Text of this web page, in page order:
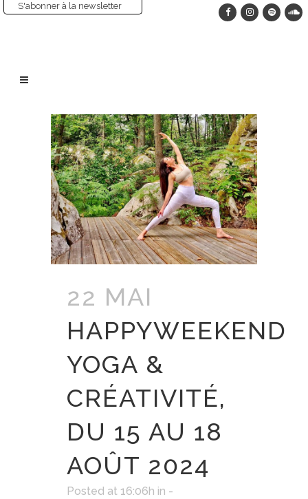
S'abonner à la newsletter
22 MAI
HAPPYWEEKEND
YOGA &
CRÉATIVITÉ,
DU 15 AU 18
AOÛT 2024
Posted at 16:06h in -